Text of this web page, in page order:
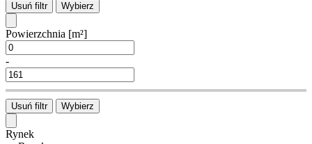
Usuń filtr Wybierz
Powierzchnia [m²]
-
Usuń filtr Wybierz
Rynek